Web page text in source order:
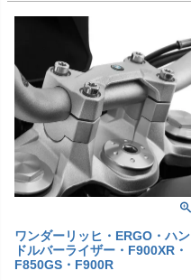
ワンダーリッヒ・ERGO・ハン
ドルバーライザー・F900XR・
F850GS・F900R